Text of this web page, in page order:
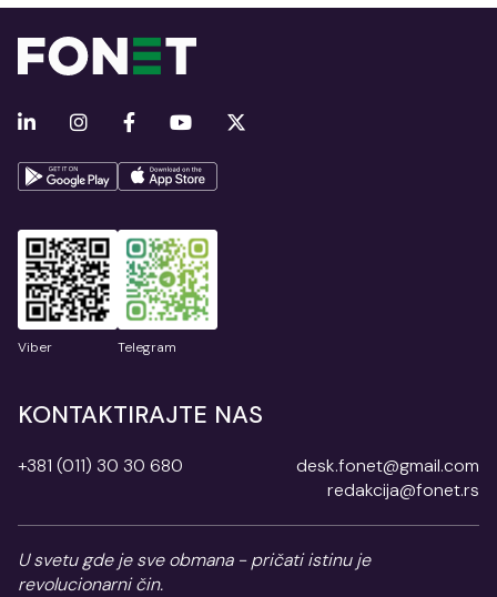
Viber Telegram
KONTAKTIRAJTE NAS
+381 (011) 30 30 680
desk.fonet@gmail.com
redakcija@fonet.rs
U svetu gde je sve obmana - pričati istinu je
revolucionarni čin.